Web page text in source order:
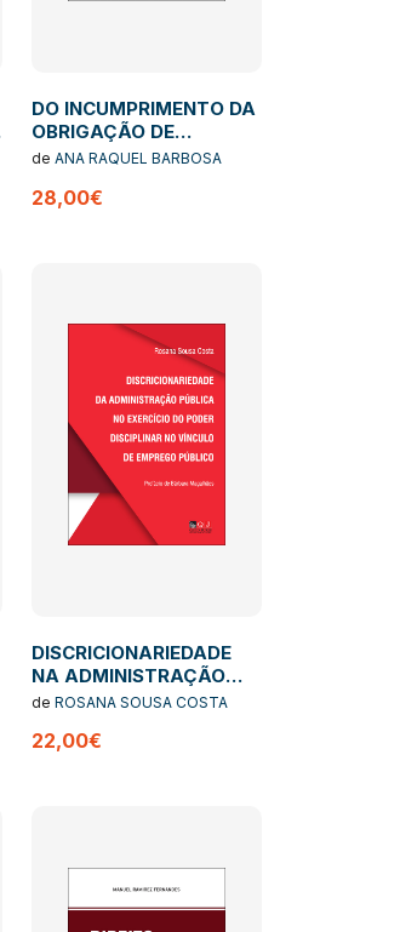
DO INCUMPRIMENTO DA
OBRIGAÇÃO DE
ALIMENTOS
deANA RAQUEL BARBOSA
28,00€
DISCRICIONARIEDADE
NA ADMINISTRAÇÃO
PÚBLICA NO EXERCÍCIO
NO VÍNCULO DE
deROSANA SOUSA COSTA
22,00€